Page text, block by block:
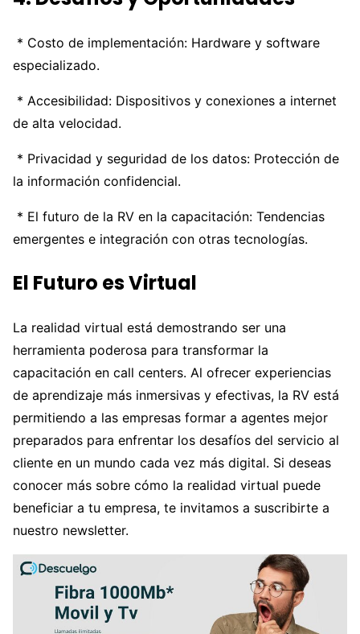
* Costo de implementación: Hardware y software
especializado.
* Accesibilidad: Dispositivos y conexiones a internet
de alta velocidad.
* Privacidad y seguridad de los datos: Protección de
la información confidencial.
* El futuro de la RV en la capacitación: Tendencias
emergentes e integración con otras tecnologías.
El Futuro es Virtual
La realidad virtual está demostrando ser una
herramienta poderosa para transformar la
capacitación en call centers. Al ofrecer experiencias
de aprendizaje más inmersivas y efectivas, la RV está
permitiendo a las empresas formar a agentes mejor
preparados para enfrentar los desafíos del servicio al
cliente en un mundo cada vez más digital. Si deseas
conocer más sobre cómo la realidad virtual puede
beneficiar a tu empresa, te invitamos a suscribirte a
nuestro newsletter.